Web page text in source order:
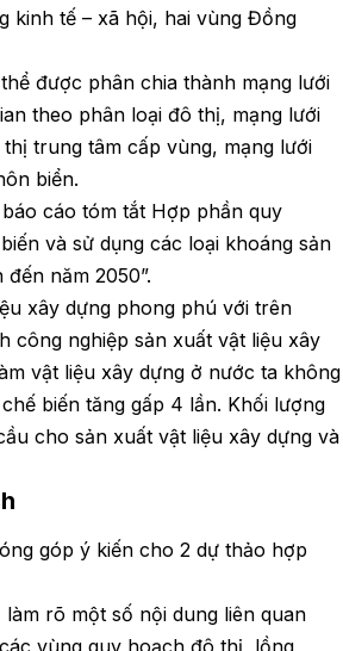
kinh tế – xã hội, hai vùng Đồng
được phân chia thành mạng lưới
theo phân loại đô thị, mạng lưới
trung tâm cấp vùng, mạng lưới
biển.
cáo tóm tắt Hợp phần quy
và sử dụng các loại khoáng sản
năm 2050”.
xây dựng phong phú với trên
công nghiệp sản xuất vật liệu xây
vật liệu xây dựng ở nước ta không
biến tăng gấp 4 lần. Khối lượng
cho sản xuất vật liệu xây dựng và
góp ý kiến cho 2 dự thảo hợp
rõ một số nội dung liên quan
vùng quy hoạch đô thị, lồng